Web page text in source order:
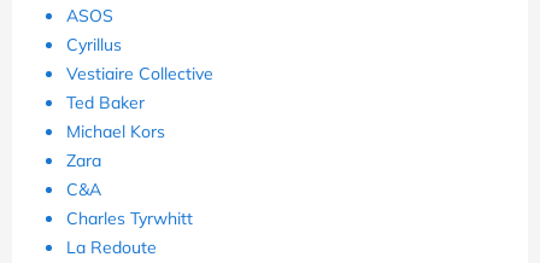
ASOS
Cyrillus
Vestiaire Collective
Ted Baker
Michael Kors
Zara
C&A
Charles Tyrwhitt
La Redoute